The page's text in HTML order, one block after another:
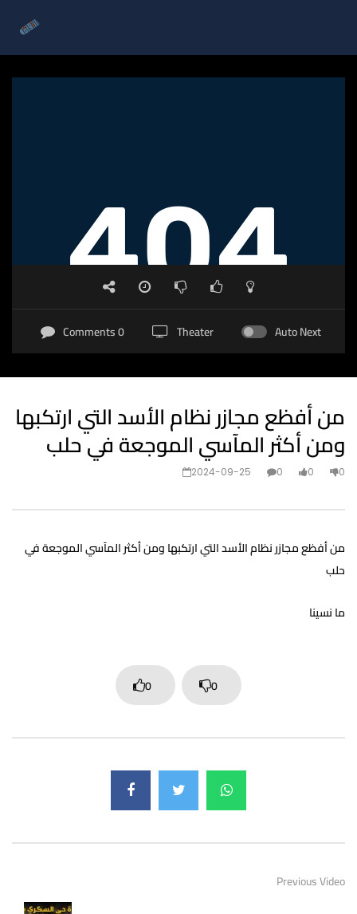
Auto Next
Theater
0 Comments
من أفظع مجازر نظام الأسد التي ارتكبها
ومن أكثر المآسي الموجعة في حلب
2024-09-25 0 0 0
من أفظع مجازر نظام الأسد التي ارتكبها ومن أكثر المآسي الموجعة في
حلب
ما نسينا
0 0
Previous Video